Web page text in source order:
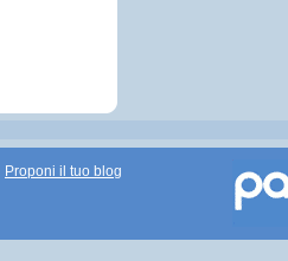
Proponi il tuo blog